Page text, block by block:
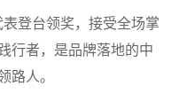
登台领奖，接受全场掌
行者，是品牌落地的中
路人。